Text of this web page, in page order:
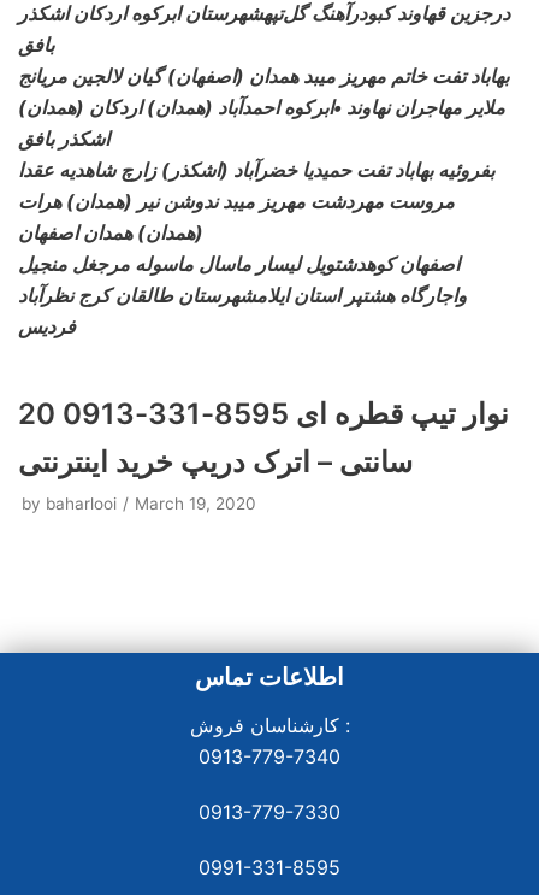
درجزین قهاوند کبودرآهنگ گل‌تپهشهرستان ابرکوه اردکان اشکذر
بافق
بهاباد تفت خاتم مهریز میبد همدان (اصفهان) گیان لالجین مریانج
ملایر مهاجران نهاوند •ابرکوه احمدآباد (همدان) اردکان (همدان)
اشکذر بافق
بفروئیه بهاباد تفت حمیدیا خضرآباد (اشکذر) زارچشاهدیه عقدا
مروست مهردشت مهریز میبد ندوشن نیر (همدان) هرات
(همدان) همدان اصفهان
اصفهان کوهدشتویل لیسار ماسال ماسوله مرجغل منجیل
واجارگاه هشتپر استان ایلامشهرستان طالقان کرج نظرآباد
فردیس
نوار تیپ قطره ای 8595-331-0913 20
سانتی – اترک دریپ خرید اینترنتی
by baharlooi March 19, 2020
اطلاعات تماس
کارشناسان فروش :
0913-779-7340
0913-779-7330
0991-331-8595